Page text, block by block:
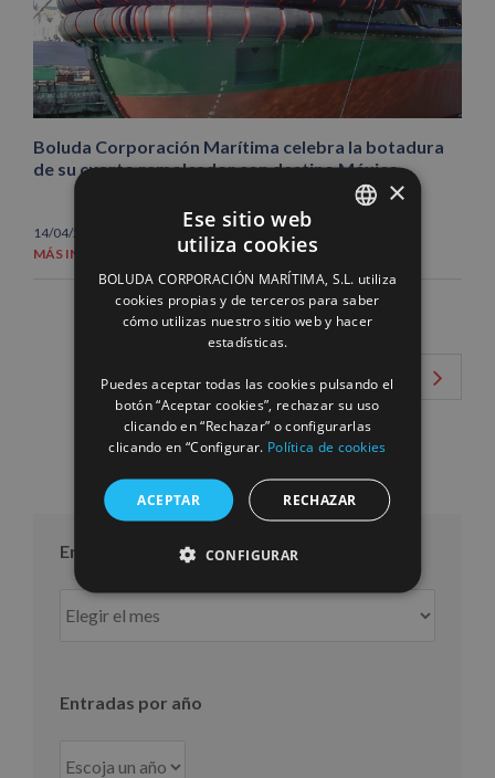
Boluda Corporación Marítima celebra la botadura
de su cuarto remolcador con destino México
14/04/2009
MÁS INFORMACIÓN
1 2
Entradas por mes
Entradas
por
Entradas por año
ENGLISH
FRENCH
×
Ese sitio web
utiliza cookies
BOLUDA CORPORACIÓN MARÍTIMA, S.L. utiliza
cookies propias y de terceros para saber
cómo utilizas nuestro sitio web y hacer
estadísticas.
Puedes aceptar todas las cookies pulsando el
botón “Aceptar cookies”, rechazar su uso
clicando en “Rechazar” o configurarlas
clicando en “Configurar. Política de cookies
ACEPTAR RECHAZAR
CONFIGURAR